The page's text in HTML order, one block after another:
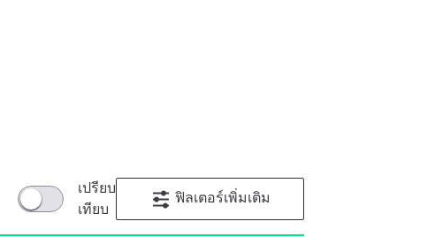
เปรียบ
เทียบ
ฟิลเตอร์เพิ่มเติม